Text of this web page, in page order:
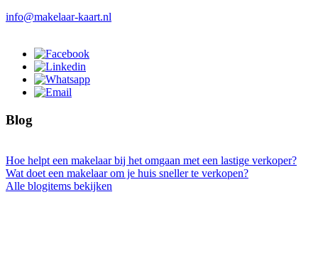
info@makelaar-kaart.nl
Blog
Hoe helpt een makelaar bij het omgaan met een lastige verkoper?
Wat doet een makelaar om je huis sneller te verkopen?
Alle blogitems bekijken